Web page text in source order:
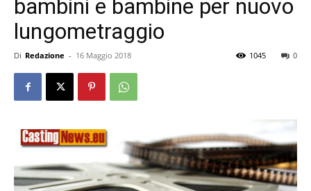
bambini e bambine per nuovo
lungometraggio
Di Redazione - 16 Maggio 2018 0
1045